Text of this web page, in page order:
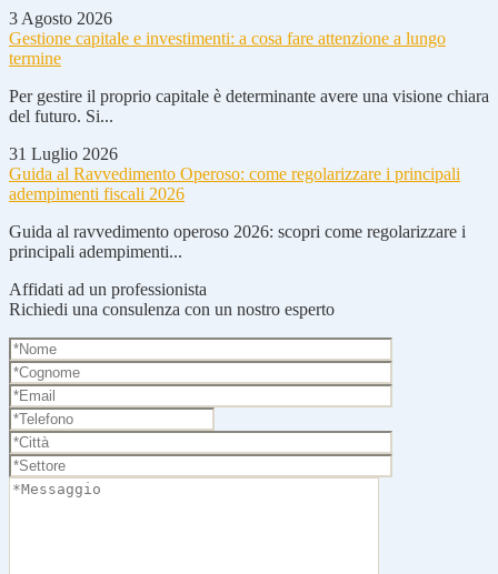
3 Agosto 2026
Gestione capitale e investimenti: a cosa fare attenzione a lungo
termine
Per gestire il proprio capitale è determinante avere una visione chiara
del futuro. Si...
31 Luglio 2026
Guida al Ravvedimento Operoso: come regolarizzare i principali
adempimenti fiscali 2026
Guida al ravvedimento operoso 2026: scopri come regolarizzare i
principali adempimenti...
Affidati ad un professionista
Richiedi una consulenza con un nostro esperto